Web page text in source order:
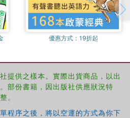
優惠方式： 19折起
提供之樣本。實際出貨商品，以出
部份書籍，因出版社供應狀況特
。
程序之後，將以空運的方式為你下